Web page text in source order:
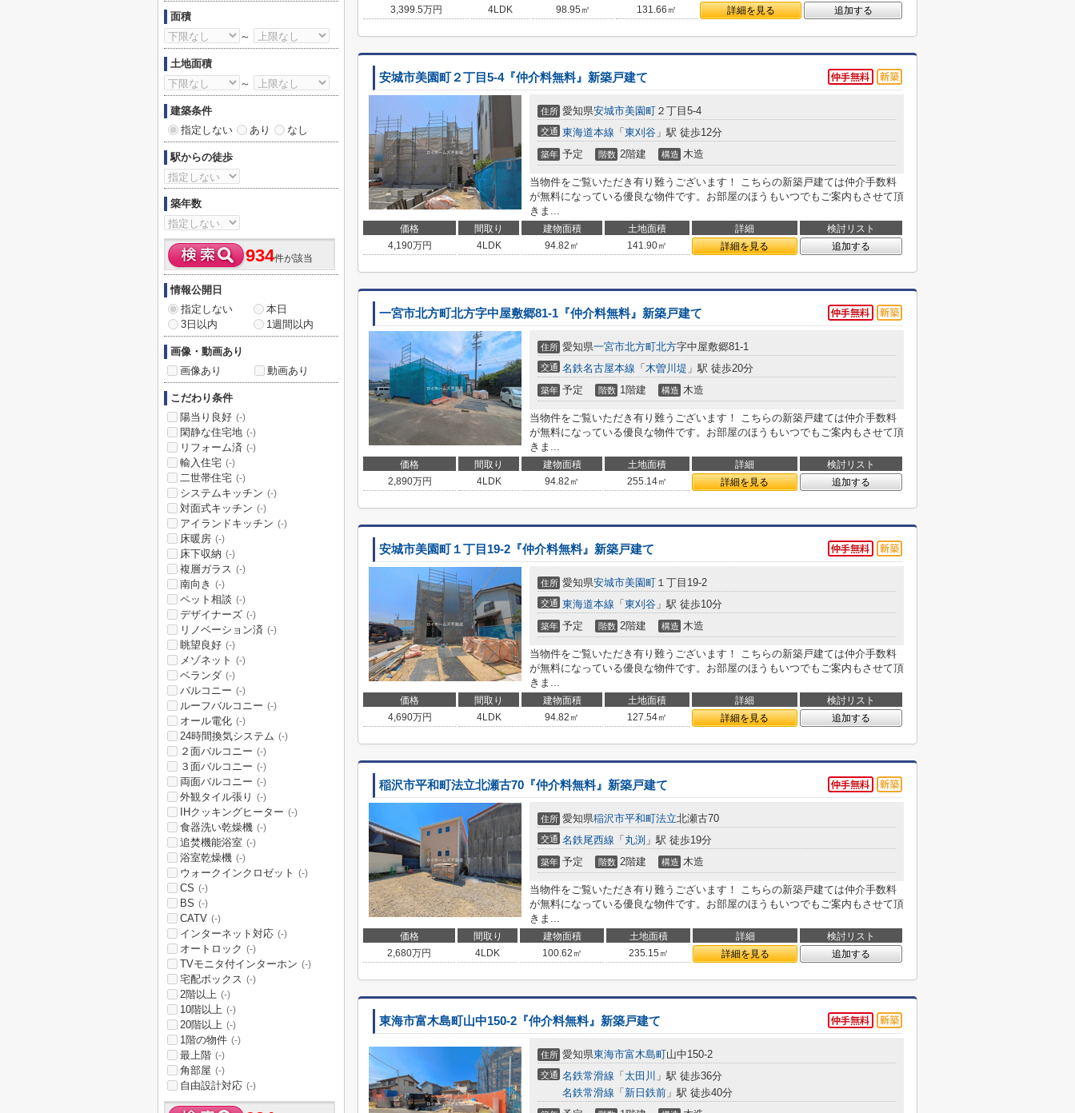
3,399.5万円 4LDK 98.95㎡ 131.66㎡ 詳細を見る 追加する
安城市美園町２丁目5-4『仲介料無料』新築戸建て
住所 愛知県安城市美園町 ２丁目5-4
交通 東海道本線 「 東刈谷 」駅 徒歩12分
築年 予定 階数 2階建 構造 木造
当物件をご覧いただき有り難うございます！ こちらの新築戸建ては仲介手数料
が無料になっている優良な物件です。お部屋のほうもいつでもご案内もさせて頂
きま...
価格 間取り 建物面積 土地面積 詳細
検討リスト
4,190万円 4LDK 94.82㎡ 141.90㎡ 詳細を見る 追加する
一宮市北方町北方字中屋敷郷81-1『仲介料無料』新築戸建て
住所 愛知県一宮市北方町北方字中屋敷郷81-1
交通 名鉄名古屋本線 「 木曽川堤 」駅 徒歩20分
築年 予定 階数 1階建 構造 木造
当物件をご覧いただき有り難うございます！ こちらの新築戸建ては仲介手数料
が無料になっている優良な物件です。お部屋のほうもいつでもご案内もさせて頂
きま...
価格 間取り 建物面積 土地面積 詳細
検討リスト
2,890万円 4LDK 94.82㎡ 255.14㎡ 詳細を見る 追加する
安城市美園町１丁目19-2『仲介料無料』新築戸建て
住所 愛知県安城市美園町 １丁目19-2
交通 東海道本線 「 東刈谷 」駅 徒歩10分
築年 予定 階数 2階建 構造 木造
当物件をご覧いただき有り難うございます！ こちらの新築戸建ては仲介手数料
が無料になっている優良な物件です。お部屋のほうもいつでもご案内もさせて頂
きま...
価格 間取り 建物面積 土地面積 詳細
検討リスト
4,690万円 4LDK 94.82㎡ 127.54㎡ 詳細を見る 追加する
稲沢市平和町法立北瀬古70『仲介料無料』新築戸建て
住所 愛知県稲沢市平和町法立北瀬古70
交通 名鉄尾西線 「 丸渕 」駅 徒歩19分
築年 予定 階数 2階建 構造 木造
当物件をご覧いただき有り難うございます！ こちらの新築戸建ては仲介手数料
が無料になっている優良な物件です。お部屋のほうもいつでもご案内もさせて頂
きま...
価格 間取り 建物面積 土地面積 詳細
検討リスト
2,680万円 4LDK 100.62㎡ 235.15㎡ 詳細を見る 追加する
東海市富木島町山中150-2『仲介料無料』新築戸建て
住所 愛知県東海市富木島町山中150-2
交通 名鉄常滑線 「 太田川 」駅 徒歩36分
名鉄常滑線 「 新日鉄前 」駅 徒歩40分
面積
～
土地面積
～
建築条件
指定しない
あり なし
駅からの徒歩
築年数
934件が該当
情報公開日
指定しない
本日
3日以内
1週間以内
画像・動画あり
画像あり
動画あり
こだわり条件
陽当り良好 (-)
閑静な住宅地 (-)
リフォーム済 (-)
輸入住宅 (-)
二世帯住宅 (-)
システムキッチン (-)
対面式キッチン (-)
アイランドキッチン (-)
床暖房 (-)
床下収納 (-)
複層ガラス (-)
南向き (-)
ペット相談 (-)
デザイナーズ (-)
リノベーション済 (-)
眺望良好 (-)
メゾネット (-)
ベランダ (-)
バルコニー (-)
ルーフバルコニー (-)
オール電化 (-)
24時間換気システム (-)
２面バルコニー (-)
３面バルコニー (-)
両面バルコニー (-)
外観タイル張り (-)
IHクッキングヒーター (-)
食器洗い乾燥機 (-)
追焚機能浴室 (-)
浴室乾燥機 (-)
ウォークインクロゼット (-)
CS (-)
BS (-)
CATV (-)
インターネット対応 (-)
オートロック (-)
TVモニタ付インターホン (-)
宅配ボックス (-)
2階以上 (-)
10階以上 (-)
20階以上 (-)
1階の物件 (-)
最上階 (-)
角部屋 (-)
自由設計対応 (-)